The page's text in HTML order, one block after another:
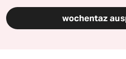
wochentaz